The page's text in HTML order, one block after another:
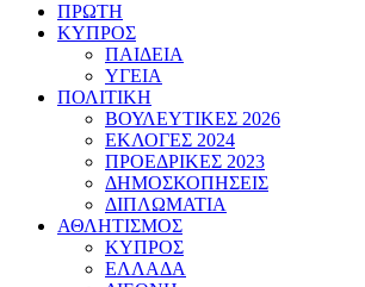
ΠΡΩΤΗ
ΚΥΠΡΟΣ
ΠΑΙΔΕΙΑ
ΥΓΕΙΑ
ΠΟΛΙΤΙΚΗ
ΒΟΥΛΕΥΤΙΚΕΣ 2026
ΕΚΛΟΓΕΣ 2024
ΠΡΟΕΔΡΙΚΕΣ 2023
ΔΗΜΟΣΚΟΠΗΣΕΙΣ
ΔΙΠΛΩΜΑΤΙΑ
ΑΘΛΗΤΙΣΜΟΣ
ΚΥΠΡΟΣ
ΕΛΛΑΔΑ